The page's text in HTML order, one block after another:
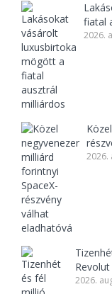
fiatal
2026.
2026.
2026.